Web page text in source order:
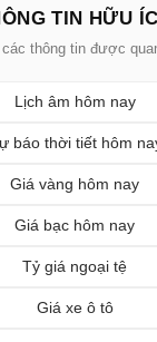
TIN HỮU
các thông tin được
Lịch âm hôm nay
báo thời tiết hôm
Giá vàng hôm nay
Giá bạc hôm nay
Tỷ giá ngoại tệ
Giá xe ô tô